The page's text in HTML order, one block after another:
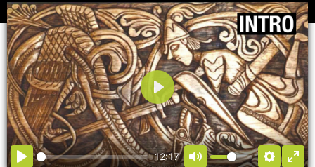
12:17
Abspielen